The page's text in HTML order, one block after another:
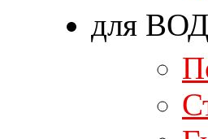
для